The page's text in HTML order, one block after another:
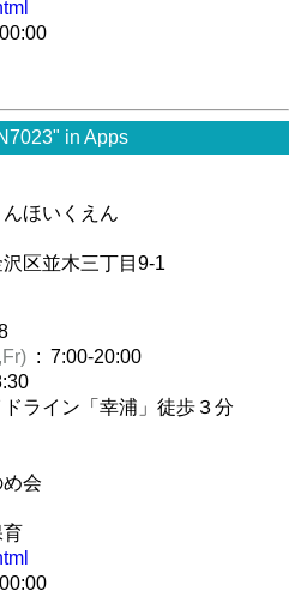
in Apps
ほいくえん
区並木三丁目9-1
: 7:00-20:00
ライン「幸浦」徒歩３分
会